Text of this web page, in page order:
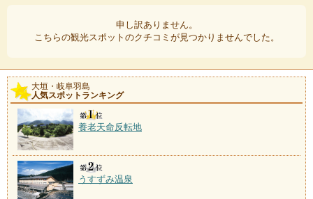
申し訳ありません。
こちらの観光スポットのクチコミが見つかりませんでした。
大垣・岐阜羽島
人気スポットランキング
養老天命反転地
うすずみ温泉